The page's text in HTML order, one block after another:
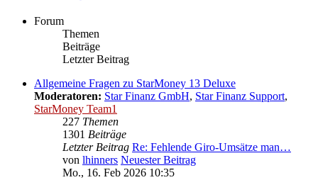
Forum
Themen
Beiträge
Letzter Beitrag
Allgemeine Fragen zu StarMoney 13 Deluxe
Moderatoren: Star Finanz GmbH, Star Finanz Support,
StarMoney Team1
227 Themen
1301 Beiträge
Letzter Beitrag Re: Fehlende Giro-Umsätze man…
von lhinners Neuester Beitrag
Mo., 16. Feb 2026 10:35